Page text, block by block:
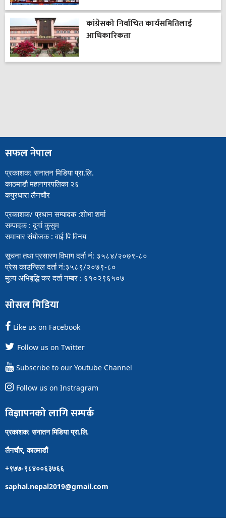
कांग्रेसको निर्वाचित कार्यसमितिलाई
आधिकारिकता
सफल नेपाल
प्रकाशक: सनातन मिडिया प्रा.लि.
काठमाडौ महानगरपलिका २६
कपुरधारा लैनचौर
प्रकाशक/ प्रधान सम्पादक :शोभा शर्मा
सम्पादक : दुर्गा कुसुम
समाचार संयोजक : वाई पि विनय
सूचना तथा प्रसारण विभाग दर्ता नं: ३५८४/२०७९-८०
प्रेस काउन्सिल दर्ता नं:३५८९/२०७९-८०
मुल्य अभिबृद्धि कर दर्ता नम्बर : ६१०२९६५०७
सोसल मिडिया
Like us on Facebook
Follow us on Twitter
Subscribe to our Youtube Channel
Follow us on Instragram
विज्ञापनको लागि सम्पर्क
प्रकाशक: सनातन मिडिया प्रा.लि.
लैनचौर, काठमाडौं
+९७७-९८४००६३७६६
saphal.nepal2019@gmail.com